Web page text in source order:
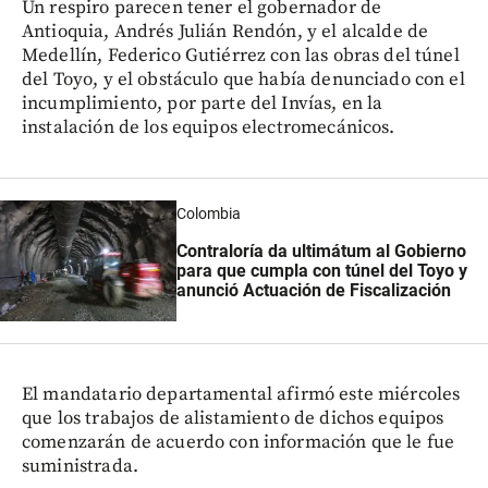
Un respiro parecen tener el gobernador de
Antioquia, Andrés Julián Rendón, y el alcalde de
Medellín, Federico Gutiérrez con las obras del túnel
del Toyo, y el obstáculo que había denunciado con el
incumplimiento, por parte del Invías, en la
instalación de los equipos electromecánicos.
Colombia
Contraloría da ultimátum al Gobierno
para que cumpla con túnel del Toyo y
anunció Actuación de Fiscalización
El mandatario departamental afirmó este miércoles
que los trabajos de alistamiento de dichos equipos
comenzarán de acuerdo con información que le fue
suministrada.